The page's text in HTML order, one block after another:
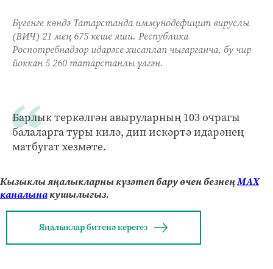
Бүгенге көндә Татарстанда иммунодефицит вируслы
(ВИЧ) 21 мең 675 кеше яши. Республика
Роспотребнадзор идарәсе хисаплап чыгарганча, бу чир
йоккан 5 260 татарстанлы үлгән.
Барлык теркәлгән авыруларның 103 очрагы
балаларга туры килә, дип искәртә идарәнең
матбугат хезмәте.
Кызыклы яңалыкларны күзәтеп бару өчен безнеңМАХ
каналынакушылыгыз.
Яңалыклар битенә керегез